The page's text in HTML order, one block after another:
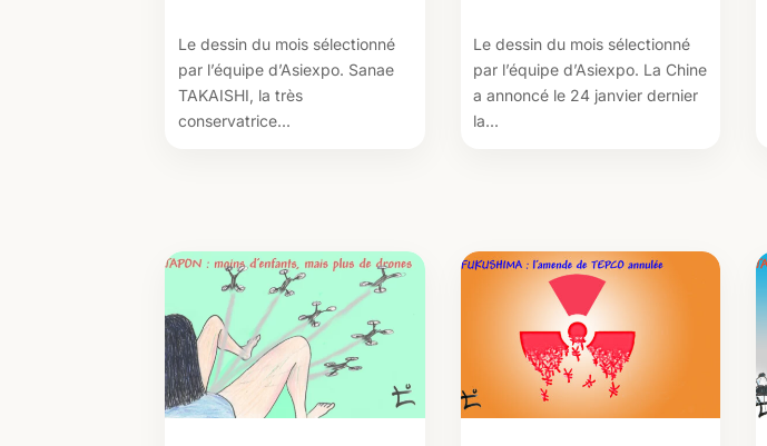
Le dessin du mois sélectionné
par l’équipe d’Asiexpo. Sanae
TAKAISHI, la très
conservatrice...
Le dessin du mois sélectionné
par l’équipe d’Asiexpo. La Chine
a annoncé le 24 janvier dernier
la...